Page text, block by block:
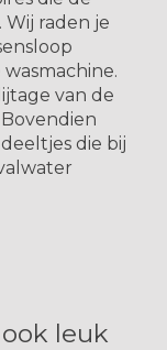
raden je
van de
die bij
leuk